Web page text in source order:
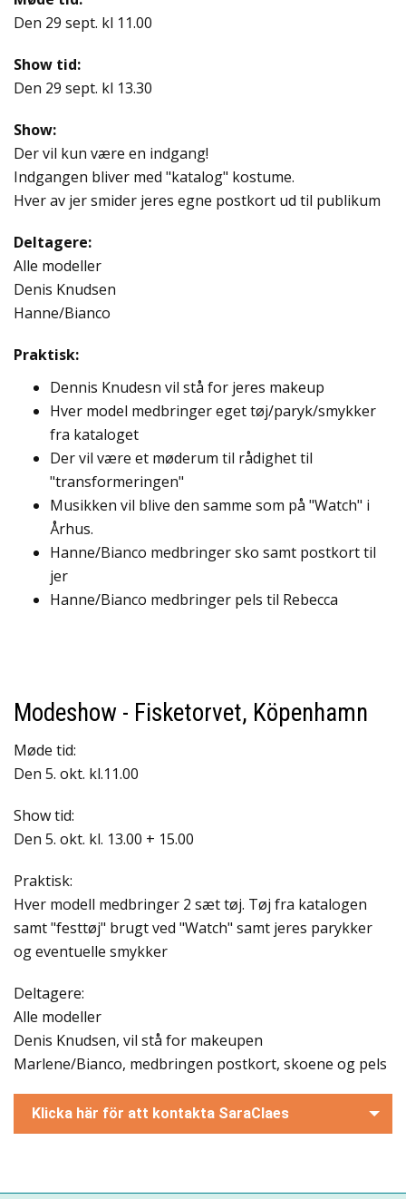
Den 29 sept. kl 11.00
Show tid:
Den 29 sept. kl 13.30
Show:
Der vil kun være en indgang!
Indgangen bliver med "katalog" kostume.
Hver av jer smider jeres egne postkort ud til publikum
Deltagere:
Alle modeller
Denis Knudsen
Hanne/Bianco
Praktisk:
Dennis Knudesn vil stå for jeres makeup
Hver model medbringer eget tøj/paryk/smykker
fra kataloget
Der vil være et møderum til rådighet til
"transformeringen"
Musikken vil blive den samme som på "Watch" i
Århus.
Hanne/Bianco medbringer sko samt postkort til
jer
Hanne/Bianco medbringer pels til Rebecca
Modeshow - Fisketorvet, Köpenhamn
Møde tid:
Den 5. okt. kl.11.00
Show tid:
Den 5. okt. kl. 13.00 + 15.00
Praktisk:
Hver modell medbringer 2 sæt tøj. Tøj fra katalogen
samt "festtøj" brugt ved "Watch" samt jeres parykker
og eventuelle smykker
Deltagere:
Alle modeller
Denis Knudsen, vil stå for makeupen
Marlene/Bianco, medbringen postkort, skoene og pels
Klicka här för att kontakta SaraClaes